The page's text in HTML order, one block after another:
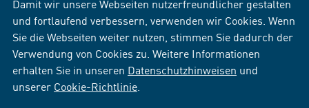
Damit wir unsere Webseiten nutzerfreundlicher gestalten
und fortlaufend verbessern, verwenden wir Cookies. Wenn
Sie die Webseiten weiter nutzen, stimmen Sie dadurch der
Verwendung von Cookies zu. Weitere Informationen
erhalten Sie in unseren Datenschutzhinweisen und
unserer Cookie-Richtlinie